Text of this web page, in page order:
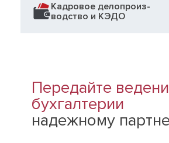
Кадровое делопроиз­
водство и КЭДО
Передайте
бухгалтерии
надежному